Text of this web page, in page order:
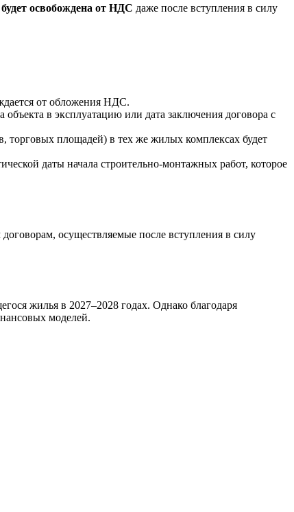
будет освобождена от НДС даже после вступления в силу
от обложения НДС.
в эксплуатацию или дата заключения договора с
площадей) в тех же жилых комплексах будет
даты начала строительно-монтажных работ, которое
осуществляемые после вступления в силу
жилья в 2027–2028 годах. Однако благодаря
моделей.